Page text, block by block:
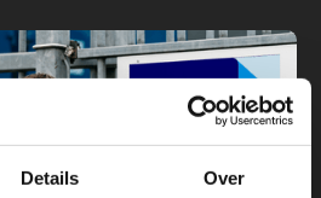
Details Over